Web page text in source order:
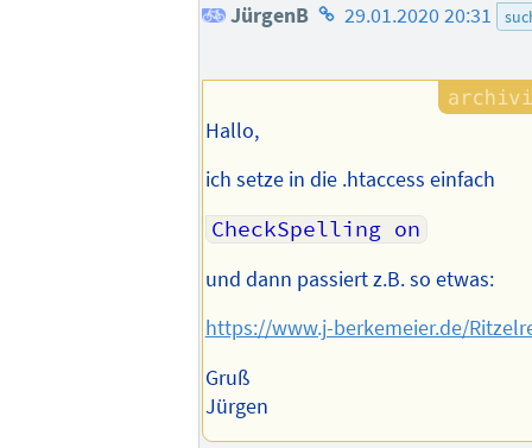
JürgenB Homepage
Autors
29.01.2020 20:31
Hallo,
ich setze in die .htaccess einfach
CheckSpelling on
und dann passiert z.B. so etwas:
https://www.j-berkemeier.de/
Gruß
Jürgen